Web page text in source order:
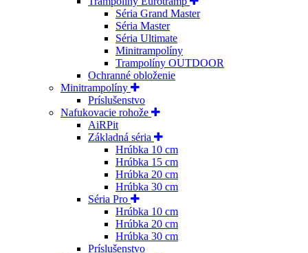
Séria Grand Master
Séria Master
Séria Ultimate
Minitrampolíny
Trampolíny OUTDOOR
Ochranné obloženie
Minitrampolíny
Príslušenstvo
Nafukovacie rohože
AiRPit
Základná séria
Hrúbka 10 cm
Hrúbka 15 cm
Hrúbka 20 cm
Hrúbka 30 cm
Séria Pro
Hrúbka 10 cm
Hrúbka 20 cm
Hrúbka 30 cm
Príslušenstvo